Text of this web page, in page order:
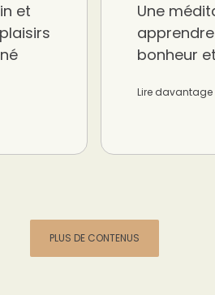
et
Une
bonheur
Lire davantage
PLUS DE CONTENUS